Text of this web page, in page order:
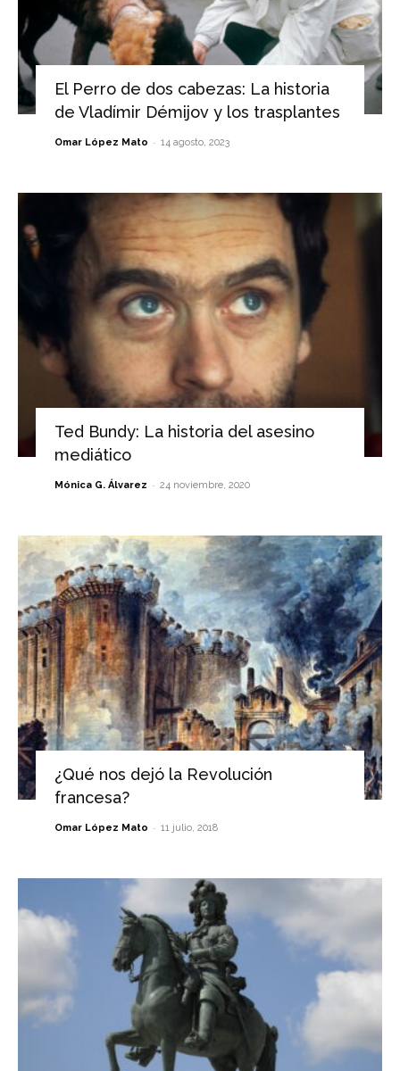
El Perro de dos cabezas: La historia
de Vladímir Démijov y los trasplantes
Omar López Mato - 14 agosto, 2023
Ted Bundy: La historia del asesino
mediático
Mónica G. Álvarez - 24 noviembre, 2020
¿Qué nos dejó la Revolución
francesa?
Omar López Mato - 11 julio, 2018